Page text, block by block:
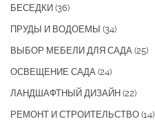
БЕСЕДКИ (36)
ПРУДЫ И ВОДОЕМЫ (34)
ВЫБОР МЕБЕЛИ ДЛЯ САДА (25)
ОСВЕЩЕНИЕ САДА (24)
ЛАНДШАФТНЫЙ ДИЗАЙН (22)
РЕМОНТ И СТРОИТЕЛЬСТВО (14)